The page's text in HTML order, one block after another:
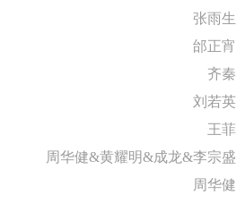
张雨生
邰正宵
齐秦
刘若英
王菲
周华健&黄耀明&成龙&李宗盛
周华健